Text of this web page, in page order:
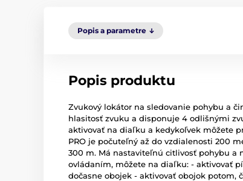
Popis a parametre
Popis produktu
Zvukový lokátor na sledovanie pohybu a
hlasitosť zvuku a disponuje 4 odlišnými
aktivovať na diaľku a kedykoľvek môžete
PRO je počuteľný až do vzdialenosti 200
300 m. Má nastaviteľnú citlivosť pohybu a
ovládaním, môžete na diaľku: - aktivovať
dočasne obojek - aktivovať obojok potom,